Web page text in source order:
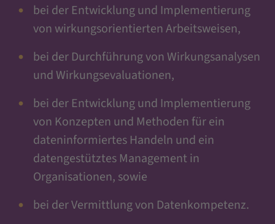
bei der Entwicklung und Implementierung
von wirkungsorientierten Arbeitsweisen,
bei der Durchführung von Wirkungsanalysen
und Wirkungsevaluationen,
bei der Entwicklung und Implementierung
von Konzepten und Methoden für ein
dateninformiertes Handeln und ein
datengestütztes Management in
Organisationen, sowie
bei der Vermittlung von Datenkompetenz.